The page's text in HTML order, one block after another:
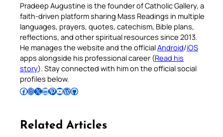
Pradeep Augustine is the founder of Catholic Gallery, a
faith-driven platform sharing Mass Readings in multiple
languages, prayers, quotes, catechism, Bible plans,
reflections, and other spiritual resources since 2013.
He manages the website and the officialAndroid/iOS
apps alongside his professional career (Read his
story). Stay connected with him on the official social
profiles below.
Follow Pradeep on Facebook Follow Pradeep on InstagramFollow Pradeep on X Follow Pradeep on LinkedIn Follow Pradeep on Pinterest Subscribe to Pradeep’s Youtube Channel Follow Pradeep on WordPress Follow Pradeep on GitHub
Related Articles